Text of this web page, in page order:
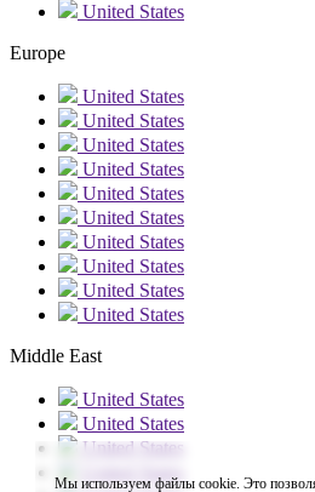
Мы используем файлы cookie. Это
United States
Europe
United States
United States
United States
United States
United States
United States
United States
United States
United States
United States
Middle East
United States
United States
United States